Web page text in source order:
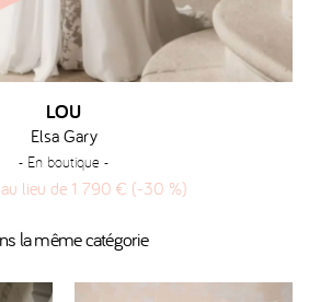
LOU
Elsa Gary
- En boutique -
lieu de 1 790 € (-30 %)
la même catégorie